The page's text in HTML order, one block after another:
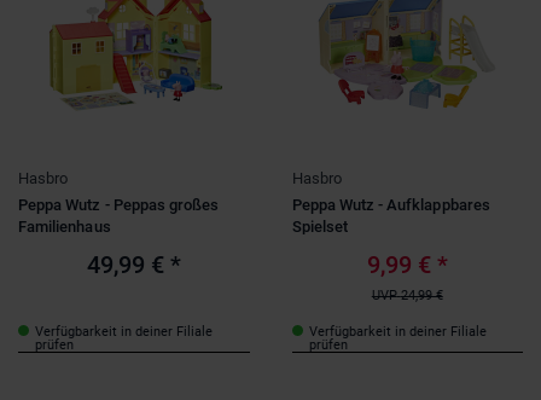
Hasbro
Peppa Wutz - Peppas großes
Familienhaus
49,99 € *
Verfügbarkeit in deiner Filiale
prüfen
Hasbro
Peppa Wutz - Aufklappbares
Spielset
9,99 € *
UVP 24,99 €
Verfügbarkeit in deiner Filiale
prüfen